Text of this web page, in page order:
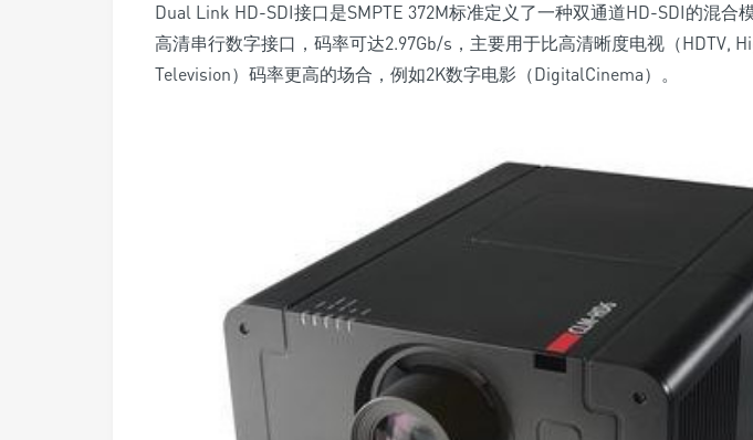
Dual Link HD-SDI接口是SMPTE 372M标准定义了一种双通道HD-SDI的混合
高清串行数字接口，码率可达2.97Gb/s，主要用于比高清晰度电视（HDTV,
Television）码率更高的场合，例如2K数字电影（DigitalCinema）。